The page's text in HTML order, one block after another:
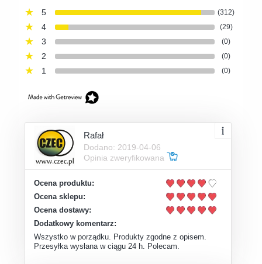
5
(312)
4 (29)
3 (0)
2 (0)
1 (0)
Rafał
Dodano: 2019-04-06
Opinia zweryfikowana
Ocena produktu:
Ocena sklepu:
Ocena dostawy:
Dodatkowy komentarz:
Wszystko w porządku. Produkty zgodne z opisem.
Przesyłka wysłana w ciągu 24 h. Polecam.